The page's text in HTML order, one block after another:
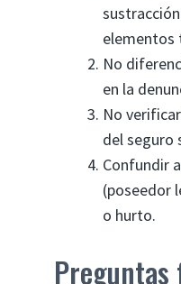
elementos
No
en la
No
del seguro
Confundir
(poseedor
o hurto.